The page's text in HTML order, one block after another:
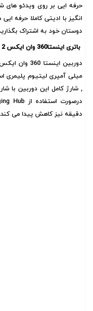
حرفه ایی بر روی ویدئو های
انگیز با ادیتی کاملا حرفه ایی
دوستان خود به اشتراک
باتری اینستا360 وان ایکس 2 :
میلی آمپری لیتیوم پلیمری
دقیقه نیز کاهش پیدا می کند.